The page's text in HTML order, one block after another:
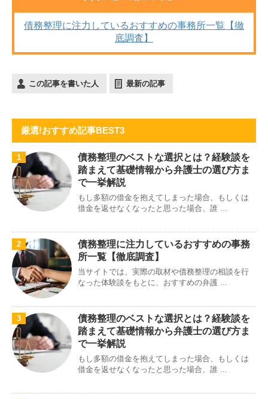
債務整理に注力しているおすすめの事務所一覧【徹
底調査】
この記事を書いた人 最新の記事
厳選!おすすめ記事BEST3
1
債務整理のベストな選択とは？経験談を
踏まえて基礎情報から弁護士の選び方ま
で一挙解説
もし多額の借金を抱えてしまった場合、もしくは
借金を返せなくなったと思った場合、誰 ...
2
債務整理に注力しているおすすめの事務
所一覧【徹底調査】
当サイトでは、実際の取材や債務整理の相談を行
なった体験談をもとに、おすすめの弁護 ...
3
債務整理のベストな選択とは？経験談を
踏まえて基礎情報から弁護士の選び方ま
で一挙解説
もし多額の借金を抱えてしまった場合、もしくは
借金を返せなくなったと思った場合、誰 ...